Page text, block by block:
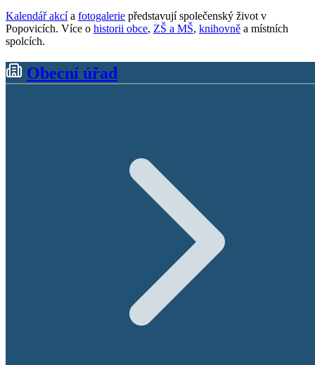
Kalendář akcía fotogalerie představují společenský život v
Popovicích. Více o historii obce, ZŠ a MŠ, knihovně a místních
spolcích.
Obecní úřad